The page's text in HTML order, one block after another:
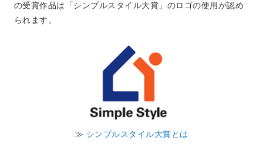
の受賞作品は「シンプルスタイル大賞」のロゴの使用が認め
られます。
≫ シンプルスタイル大賞とは